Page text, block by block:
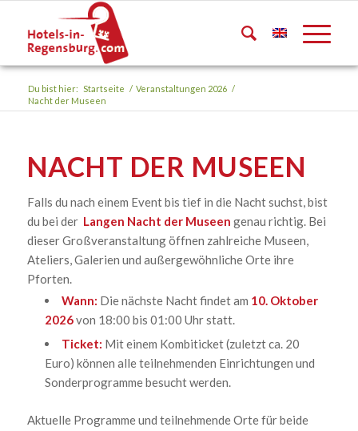
Du bist hier: Startseite / Veranstaltungen 2026 /
Nacht der Museen
NACHT DER MUSEEN
Falls du nach einem Event bis tief in die Nacht suchst, bist
du bei der Langen Nacht der Museen genau richtig. Bei
dieser Großveranstaltung öffnen zahlreiche Museen,
Ateliers, Galerien und außergewöhnliche Orte ihre
Pforten.
Wann: Die nächste Nacht findet am 10. Oktober
2026von 18:00 bis 01:00 Uhr statt.
Ticket: Mit einem Kombiticket (zuletzt ca. 20
Euro) können alle teilnehmenden Einrichtungen und
Sonderprogramme besucht werden.
Aktuelle Programme und teilnehmende Orte für beide